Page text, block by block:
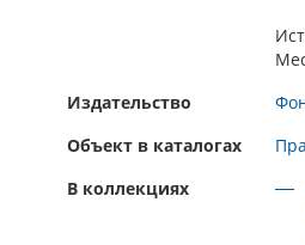
Издательство
Объект в каталогах
В коллекциях